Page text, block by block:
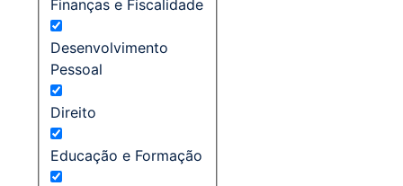
Finanças e Fiscalidade
Desenvolvimento
Pessoal
Direito
Educação e Formação